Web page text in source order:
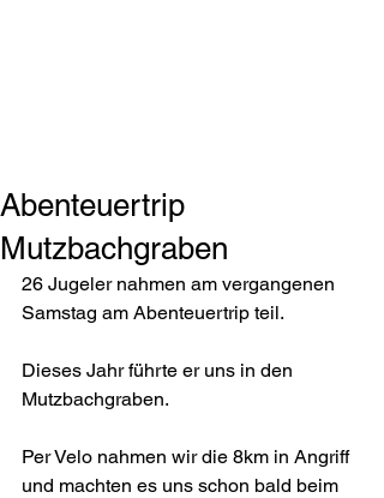
Abenteuertrip
Mutzbachgraben
26 Jugeler nahmen am vergangenen
Samstag am Abenteuertrip teil.
Dieses Jahr führte er uns in den
Mutzbachgraben.
Per Velo nahmen wir die 8km in Angriff
und machten es uns schon bald beim